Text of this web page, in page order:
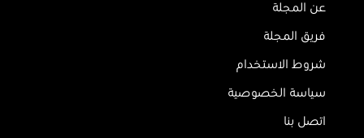
عن المجلة
فريق المجلة
شروط الاستخدام
سياسة الخصوصية
اتصل بنا